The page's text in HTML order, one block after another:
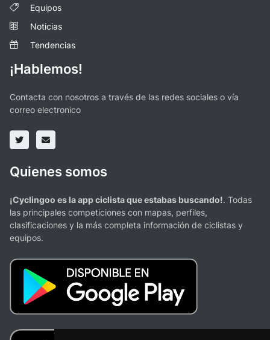
Equipos
Noticias
Tendencias
¡Hablemos!
Contacta con nosotros a través de las redes sociales o vía
correo electronico
Quienes somos
¡Cyclingoo es la app ciclista que estabas buscando!. Todas
las principales competiciones con mapas, perfiles,
clasificaciones y la más completa información de ciclistas y
equipos.